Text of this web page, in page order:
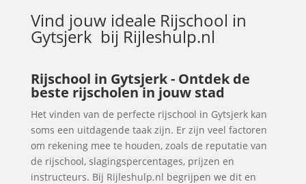
Vind jouw ideale Rijschool in
Gytsjerk bij Rijleshulp.nl
Rijschool in Gytsjerk - Ontdek de
beste rijscholen in jouw stad
Het vinden van de perfecte rijschool in Gytsjerk kan
soms een uitdagende taak zijn. Er zijn veel factoren
om rekening mee te houden, zoals de reputatie van
de rijschool, slagingspercentages, prijzen en
instructeurs. Bij Rijleshulp.nl begrijpen we dit en